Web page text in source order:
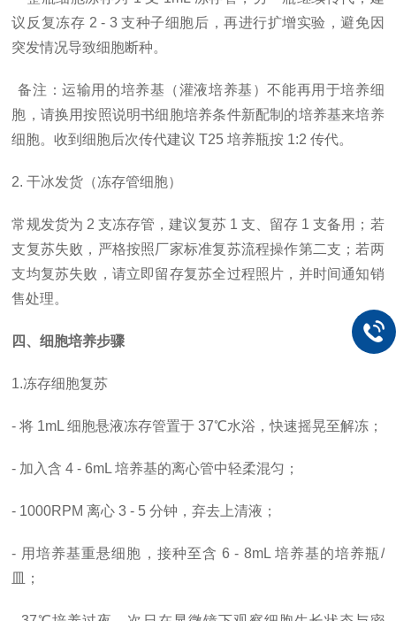
议反复冻存 2 - 3 支种子细胞后，再进行扩增实验，避免因
突发情况导致细胞断种。
备注：运输用的培养基（灌液培养基）不能再用于培养细
胞，请换用按照说明书细胞培养条件新配制的培养基来培养
细胞。收到细胞后次传代建议 T25 培养瓶按 1:2 传代。
2. 干冰发货（冻存管细胞）
常规发货为 2 支冻存管，建议复苏 1 支、留存 1 支备用；若
支复苏失败，严格按照厂家标准复苏流程操作第二支；若两
支均复苏失败，请立即留存复苏全过程照片，并时间通知销
售处理。
四、细胞培养步骤
1.冻存细胞复苏
- 将 1mL 细胞悬液冻存管置于 37℃水浴，快速摇晃至解冻；
- 加入含 4 - 6mL 培养基的离心管中轻柔混匀；
- 1000RPM 离心 3 - 5 分钟，弃去上清液；
- 用培养基重悬细胞，接种至含 6 - 8mL 培养基的培养瓶/
皿；